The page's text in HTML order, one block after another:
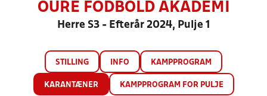
OURE FODBOLD AKADEMI
Herre S3 - Efterår 2024, Pulje 1
STILLING INFO KAMPPROGRAM
KARANTÆNER KAMPPROGRAM FOR PULJE